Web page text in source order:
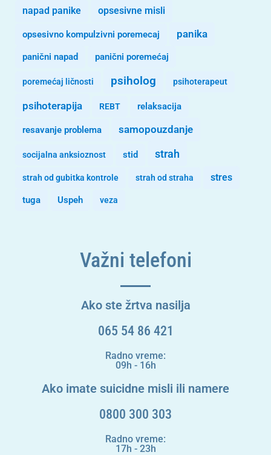
napad panike opsesivne misli
opsesivno kompulzivni poremecaj panika
panični napad panični poremećaj
poremećaj ličnosti psiholog psihoterapeut
psihoterapija REBT relaksacija
resavanje problema samopouzdanje
socijalna anksioznost stid strah
strah od gubitka kontrole strah od straha stres
tuga Uspeh veza
Važni telefoni
Ako ste žrtva nasilja
065 54 86 421
Radno vreme:
09h - 16h
Ako imate suicidne misli ili namere
0800 300 303
Radno vreme:
17h - 23h